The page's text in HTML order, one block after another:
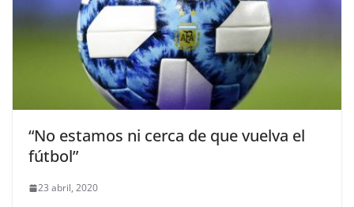
“No estamos ni cerca de que vuelva el
fútbol”
23 abril, 2020